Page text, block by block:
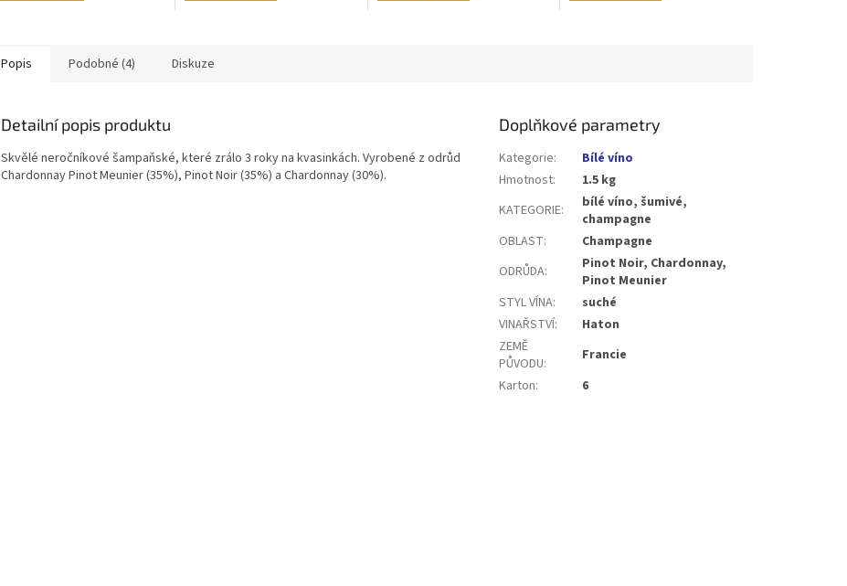
Popis Podobné (4) Diskuze
Detailní popis produktu
Skvělé neročníkové šampaňské, které zrálo 3 roky na kvasinkách. Vyrobené z odrůd
Chardonnay Pinot Meunier (35%), Pinot Noir (35%) a Chardonnay (30%).
Doplňkové parametry
Kategorie:
Bílé víno
Hmotnost:
1.5 kg
KATEGORIE:
bílé víno, šumivé,
champagne
OBLAST:
Champagne
ODRŮDA:
Pinot Noir, Chardonnay,
Pinot Meunier
STYL VÍNA:
suché
VINAŘSTVÍ:
Haton
ZEMĚ
PŮVODU:
Francie
Karton: 6